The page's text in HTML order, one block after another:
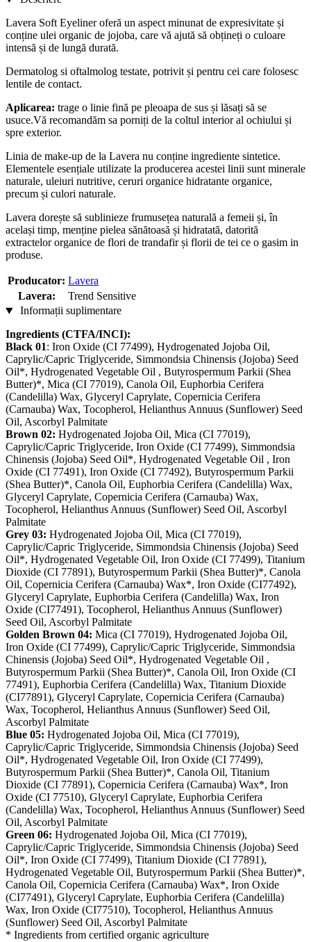
Lavera Soft Eyeliner oferă un aspect minunat de expresivitate și
conține ulei organic de jojoba, care vă ajută să obțineți o culoare
intensă și de lungă durată.
Dermatolog si oftalmolog testate, potrivit și pentru cei care folosesc
lentile de contact.
Aplicarea: trage o linie fină pe pleoapa de sus și lăsați să se
usuce.Vă recomandăm sa porniți de la coltul interior al ochiului și
spre exterior.
Linia de make-up de la Lavera nu conține ingrediente sintetice.
Elementele esențiale utilizate la producerea acestei linii sunt minerale
naturale, uleiuri nutritive, ceruri organice hidratante organice,
precum și culori naturale.
Lavera dorește să sublinieze frumusețea naturală a femeii și, în
același timp, menține pielea sănătoasă și hidratată, datorită
extractelor organice de flori de trandafir și florii de tei ce o gasim in
produse.
Producator: Lavera
Lavera:
Trend Sensitive
Informații suplimentare
Ingredients (CTFA/INCI):
Black 01: Iron Oxide (CI 77499), Hydrogenated Jojoba Oil,
Caprylic/Capric Triglyceride, Simmondsia Chinensis (Jojoba) Seed
Oil*, Hydrogenated Vegetable Oil , Butyrospermum Parkii (Shea
Butter)*, Mica (CI 77019), Canola Oil, Euphorbia Cerifera
(Candelilla) Wax, Glyceryl Caprylate, Copernicia Cerifera
(Carnauba) Wax, Tocopherol, Helianthus Annuus (Sunflower) Seed
Oil, Ascorbyl Palmitate
Brown 02: Hydrogenated Jojoba Oil, Mica (CI 77019),
Caprylic/Capric Triglyceride, Iron Oxide (CI 77499), Simmondsia
Chinensis (Jojoba) Seed Oil*, Hydrogenated Vegetable Oil , Iron
Oxide (CI 77491), Iron Oxide (CI 77492), Butyrospermum Parkii
(Shea Butter)*, Canola Oil, Euphorbia Cerifera (Candelilla) Wax,
Glyceryl Caprylate, Copernicia Cerifera (Carnauba) Wax,
Tocopherol, Helianthus Annuus (Sunflower) Seed Oil, Ascorbyl
Palmitate
Grey 03: Hydrogenated Jojoba Oil, Mica (CI 77019),
Caprylic/Capric Triglyceride, Simmondsia Chinensis (Jojoba) Seed
Oil*, Hydrogenated Vegetable Oil, Iron Oxide (CI 77499), Titanium
Dioxide (CI 77891), Butyrospermum Parkii (Shea Butter)*, Canola
Oil, Copernicia Cerifera (Carnauba) Wax*, Iron Oxide (CI77492),
Glyceryl Caprylate, Euphorbia Cerifera (Candelilla) Wax, Iron
Oxide (CI77491), Tocopherol, Helianthus Annuus (Sunflower)
Seed Oil, Ascorbyl Palmitate
Golden Brown 04: Mica (CI 77019), Hydrogenated Jojoba Oil,
Iron Oxide (CI 77499), Caprylic/Capric Triglyceride, Simmondsia
Chinensis (Jojoba) Seed Oil*, Hydrogenated Vegetable Oil ,
Butyrospermum Parkii (Shea Butter)*, Canola Oil, Iron Oxide (CI
77491), Euphorbia Cerifera (Candelilla) Wax, Titanium Dioxide
(CI77891), Glyceryl Caprylate, Copernicia Cerifera (Carnauba)
Wax, Tocopherol, Helianthus Annuus (Sunflower) Seed Oil,
Ascorbyl Palmitate
Blue 05: Hydrogenated Jojoba Oil, Mica (CI 77019),
Caprylic/Capric Triglyceride, Simmondsia Chinensis (Jojoba) Seed
Oil*, Hydrogenated Vegetable Oil, Iron Oxide (CI 77499),
Butyrospermum Parkii (Shea Butter)*, Canola Oil, Titanium
Dioxide (CI 77891), Copernicia Cerifera (Carnauba) Wax*, Iron
Oxide (CI 77510), Glyceryl Caprylate, Euphorbia Cerifera
(Candelilla) Wax, Tocopherol, Helianthus Annuus (Sunflower) Seed
Oil, Ascorbyl Palmitate
Green 06: Hydrogenated Jojoba Oil, Mica (CI 77019),
Caprylic/Capric Triglyceride, Simmondsia Chinensis (Jojoba) Seed
Oil*, Iron Oxide (CI 77499), Titanium Dioxide (CI 77891),
Hydrogenated Vegetable Oil, Butyrospermum Parkii (Shea Butter)*,
Canola Oil, Copernicia Cerifera (Carnauba) Wax*, Iron Oxide
(CI77491), Glyceryl Caprylate, Euphorbia Cerifera (Candelilla)
Wax, Iron Oxide (CI77510), Tocopherol, Helianthus Annuus
(Sunflower) Seed Oil, Ascorbyl Palmitate
* Ingredients from certified organic agriculture